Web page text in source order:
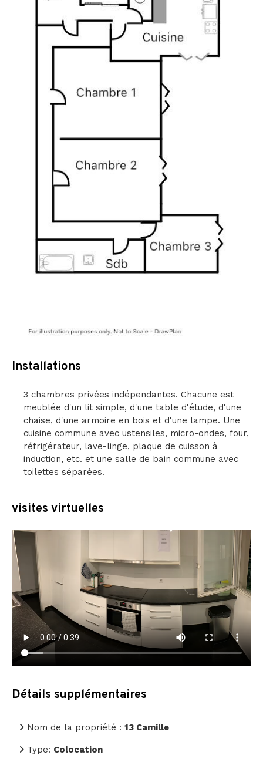
Installations
3 chambres privées indépendantes. Chacune est
meublée d'un lit simple, d'une table d'étude, d'une
chaise, d'une armoire en bois et d'une lampe. Une
cuisine commune avec ustensiles, micro-ondes, four,
réfrigérateur, lave-linge, plaque de cuisson à
induction, etc. et une salle de bain commune avec
toilettes séparées.
visites virtuelles
Détails supplémentaires
Nom de la propriété : 13 Camille
Type: Colocation